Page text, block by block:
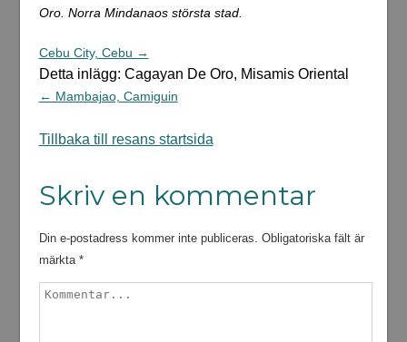
Oro. Norra Mindanaos största stad.
Cebu City, Cebu →
Detta inlägg: Cagayan De Oro, Misamis Oriental
← Mambajao, Camiguin
Tillbaka till resans startsida
Skriv en kommentar
Din e-postadress kommer inte publiceras. Obligatoriska fält är
märkta *